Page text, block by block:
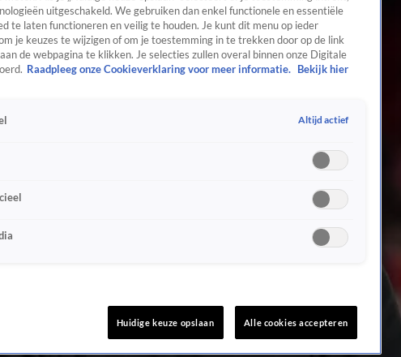
uitgeschakeld. We gebruiken dan enkel functionele en essentiële
te laten functioneren en veilig te houden. Je kunt dit menu op ieder
je keuzes te wijzigen of om je toestemming in te trekken door op de link
de webpagina te klikken. Je selecties zullen overal binnen onze Digitale
Raadpleeg onze Cookieverklaring voor meer informatie. Bekijk hier
Altijd actief
Huidige keuze opslaan Alle cookies accepteren